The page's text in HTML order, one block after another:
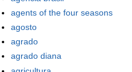
agents of the four seasons
agosto
agrado
agrado diana